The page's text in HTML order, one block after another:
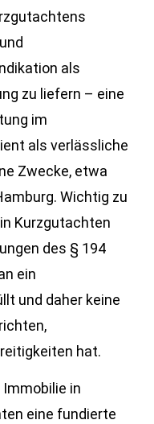
als
zu liefern – eine
im
als verlässliche
Zwecke, etwa
Wichtig zu
Kurzgutachten
des § 194
ein
und daher keine
hat.
Immobilie in
eine fundierte